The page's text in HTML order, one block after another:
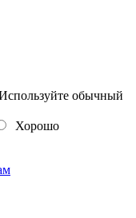
обычный
Хорошо